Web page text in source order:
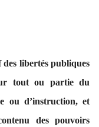
des libertés publiques
tout ou partie du
ou d’instruction, et
des pouvoirs